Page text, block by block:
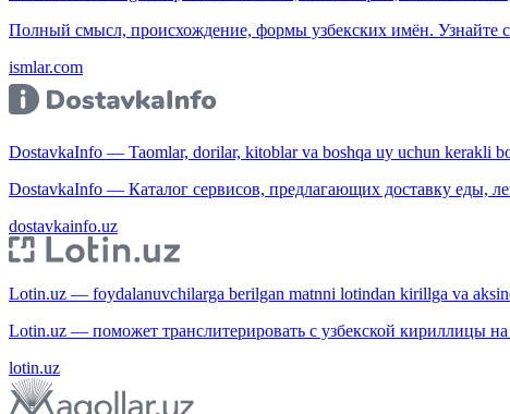
Полный смысл, происхождение, формы узбекских имён. Узнайте
ismlar.com
DostavkaInfo — Taomlar, dorilar, kitoblar va boshqa uy uchun kerakli
DostavkaInfo — Каталог сервисов, предлагающих доставку еды,
dostavkainfo.uz
Lotin.uz — foydalanuvchilarga berilgan matnni lotindan kirillga va
Lotin.uz — поможет транслитерировать с узбекской кириллицы
lotin.uz